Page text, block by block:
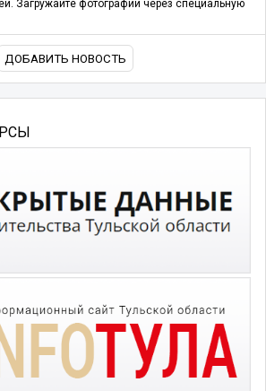
Загружайте фотографии через специальную
ДОБАВИТЬ НОВОСТЬ